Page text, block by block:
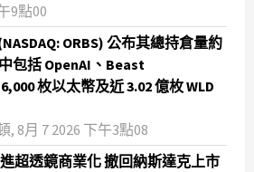
9點00
ORBS) 公布其總持倉量約
包括 OpenAI、Beast
枚以太幣及近 3.02 億枚 WLD
8月 7 2026 下午3點08
超透鏡商業化 撤回納斯達克上市